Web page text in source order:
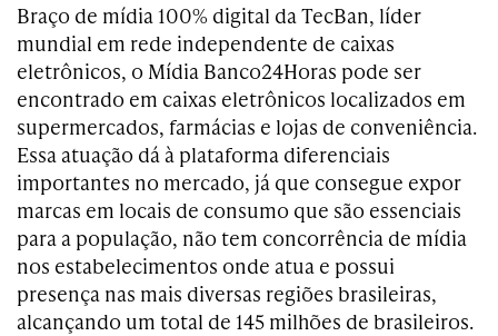
Braço de mídia 100% digital da TecBan, líder
mundial em rede independente de caixas
eletrônicos, o Mídia Banco24Horas pode ser
encontrado em caixas eletrônicos localizados em
supermercados, farmácias e lojas de conveniência.
Essa atuação dá à plataforma diferenciais
importantes no mercado, já que consegue expor
marcas em locais de consumo que são essenciais
para a população, não tem concorrência de mídia
nos estabelecimentos onde atua e possui
presença nas mais diversas regiões brasileiras,
alcançando um total de 145 milhões de brasileiros.